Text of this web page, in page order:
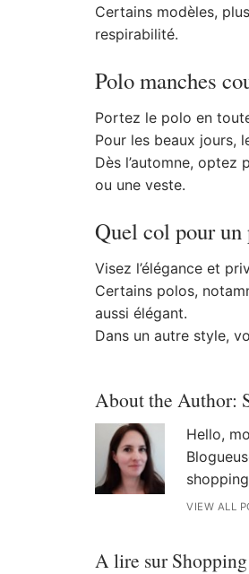
Certains modèles,
respirabilité.
Polo manches
Portez le polo en
Pour les beaux jours,
Dès l’automne, optez
ou une veste.
Quel col pour un
Visez l’élégance et
Certains polos,
aussi élégant.
Dans un autre style,
About the Author:
Hello,
VIEW ALL
A lire sur